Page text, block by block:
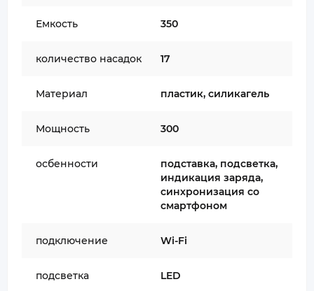
Емкость 350
количество насадок 17
Материал пластик, силикагель
Мощность 300
осбенности
подставка, подсветка,
индикация заряда,
синхронизация со
смартфоном
подключение Wi-Fi
подсветка LED